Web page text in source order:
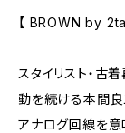
【 BROWN by
スタイリスト・古
動を続ける本間良
アナログ回線を意